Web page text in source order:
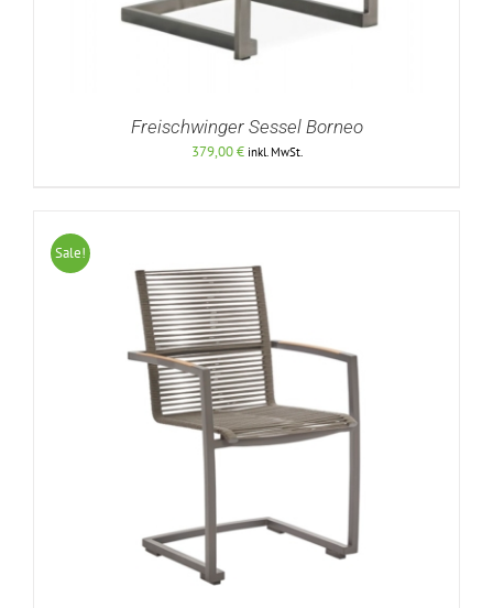
DETAILS
Freischwinger Sessel Borneo
379,00€ inkl. MwSt.
Sale!